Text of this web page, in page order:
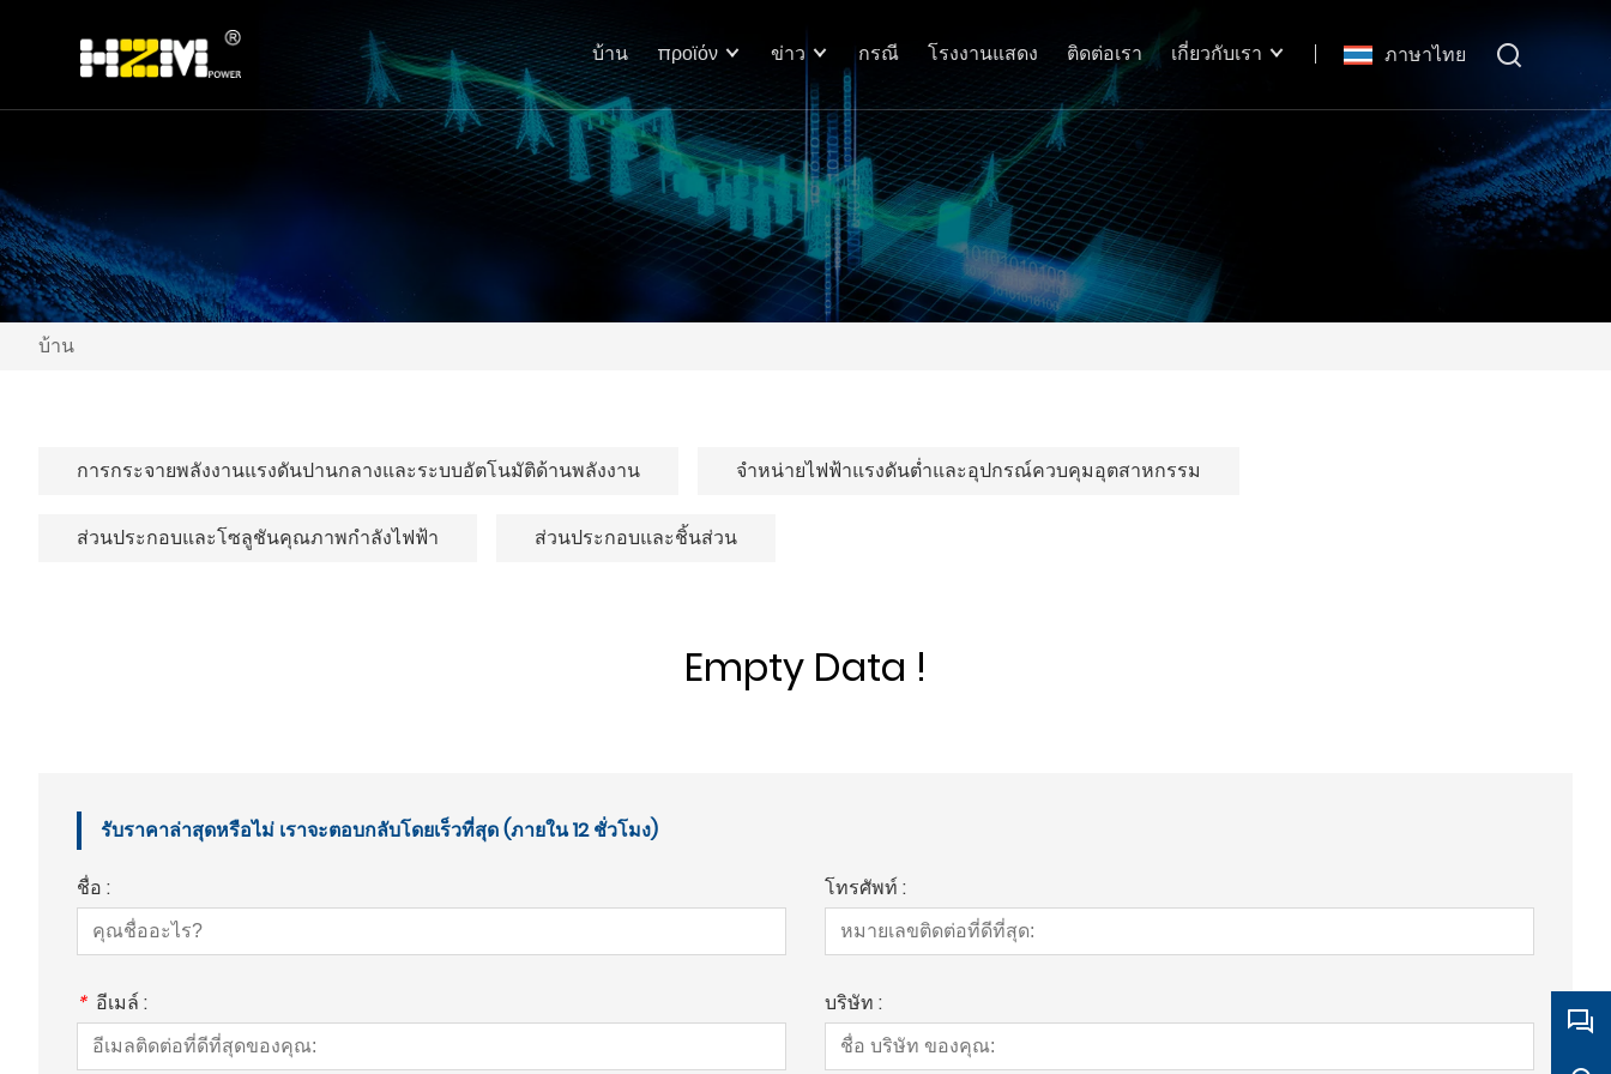
ภาษาไทย
บ้าน προϊόν ข่าว กรณี โรงงานแสดง ติดต่อเรา เกี่ยวกับเรา
บ้าน
การกระจายพลังงานแรงดันปานกลางและระบบอัตโนมัติด้านพลังงาน จำหน่ายไฟฟ้าแรงดันต่ำและอุปกรณ์ควบคุมอุตสาหกรรม
ส่วนประกอบและโซลูชันคุณภาพกำลังไฟฟ้า ส่วนประกอบและชิ้นส่วน
Empty Data !
รับราคาล่าสุดหรือไม่ เราจะตอบกลับโดยเร็วที่สุด (ภายใน 12 ชั่วโมง)
ชื่อ : โทรศัพท์ :
* อีเมล์ : บริษัท :